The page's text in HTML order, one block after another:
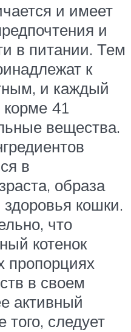
и имеет
и
в питании. Тем
к
и каждый
41
вещества.
в
образа
кошки.
что
котенок
пропорциях
в своем
активный
следует